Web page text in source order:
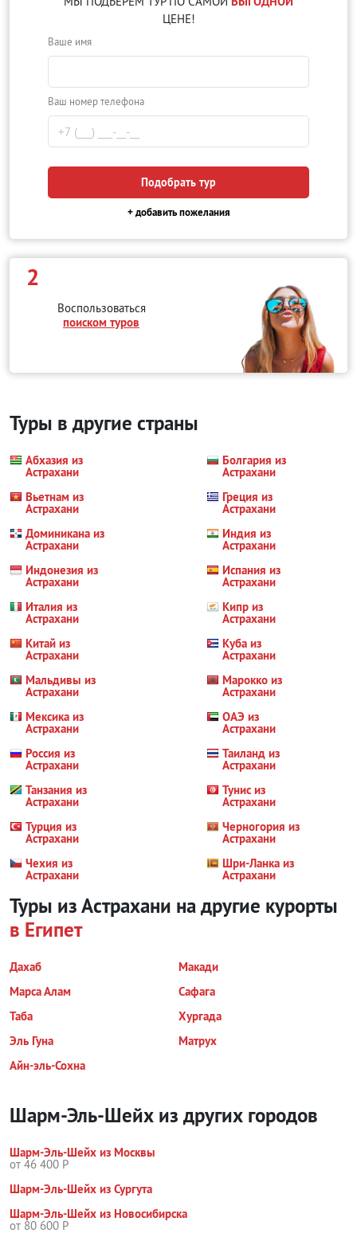
ЦЕНЕ!
Ваше имя
Ваш номер телефона
Подобрать тур
+ добавить пожелания
2
Воспользоваться
поиском туров
Туры в другие страны
Абхазия из
Астрахани
Болгария из
Астрахани
Вьетнам из
Астрахани
Греция из
Астрахани
Доминикана из
Астрахани
Индия из
Астрахани
Индонезия из
Астрахани
Испания из
Астрахани
Италия из
Астрахани
Кипр из
Астрахани
Китай из
Астрахани
Куба из
Астрахани
Мальдивы из
Астрахани
Марокко из
Астрахани
Мексика из
Астрахани
ОАЭ из
Астрахани
Россия из
Астрахани
Таиланд из
Астрахани
Танзания из
Астрахани
Тунис из
Астрахани
Турция из
Астрахани
Черногория из
Астрахани
Чехия из
Астрахани
Шри-Ланка из
Астрахани
Туры из Астрахани на другие курорты
в Египет
Дахаб
Макади
Марса Алам
Сафага
Таба
Хургада
Эль Гуна
Матрух
Айн-эль-Сохна
Шарм-Эль-Шейх из других городов
Шарм-Эль-Шейх из Москвы
от 46 400 Р
Шарм-Эль-Шейх из Сургута
Шарм-Эль-Шейх из Новосибирска
от 80 600 Р